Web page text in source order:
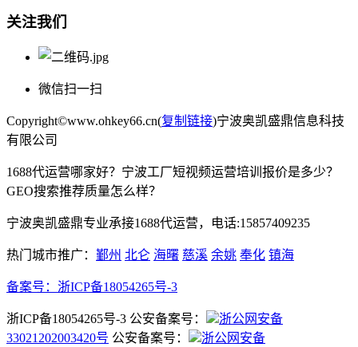
关注我们
微信扫一扫
Copyright©www.ohkey66.cn(复制链接)宁波奥凯盛鼎信息科技
有限公司
1688代运营哪家好？宁波工厂短视频运营培训报价是多少？
GEO搜索推荐质量怎么样？
宁波奥凯盛鼎专业承接1688代运营，电话:15857409235
热门城市推广： 鄞州 北仑 海曙 慈溪 余姚 奉化 镇海
备案号： 浙ICP备18054265号-3
浙ICP备18054265号-3 公安备案号：
浙公网安备
33021202003420号 公安备案号： 浙公网安备